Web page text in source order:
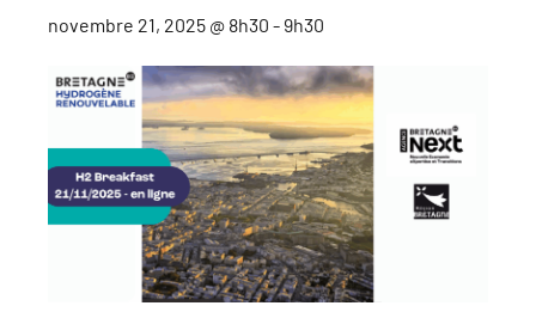
novembre 21, 2025 @ 8h30 - 9h30